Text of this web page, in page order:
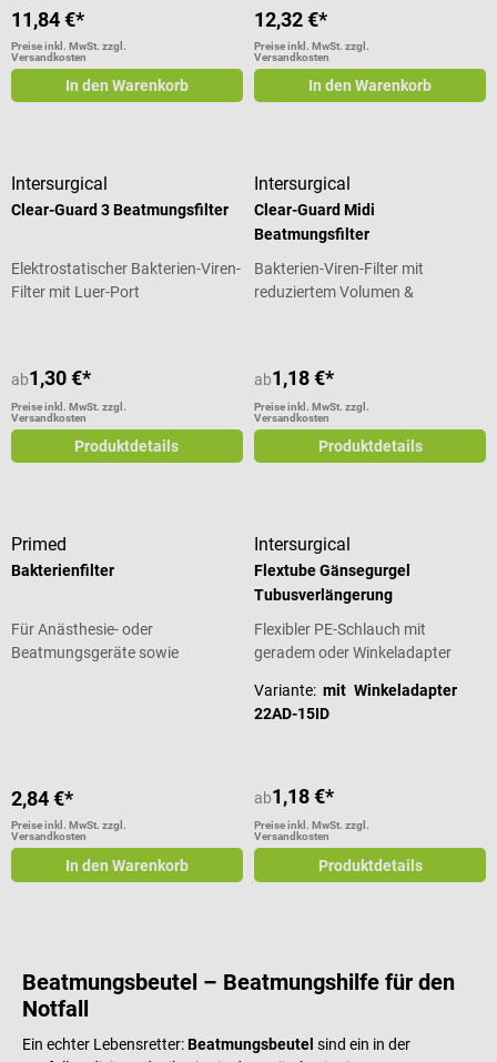
11,84 €*
Preise inkl. MwSt. zzgl.
Versandkosten
In den Warenkorb
12,32 €*
Preise inkl. MwSt. zzgl.
Versandkosten
In den Warenkorb
Intersurgical
Clear-Guard 3 Beatmungsfilter
Elektrostatischer Bakterien-Viren-
Filter mit Luer-Port
ab1,30 €*
Preise inkl. MwSt. zzgl.
Versandkosten
Produktdetails
Intersurgical
Clear-Guard Midi
Beatmungsfilter
Bakterien-Viren-Filter mit
reduziertem Volumen &
ab1,18 €*
Preise inkl. MwSt. zzgl.
Versandkosten
Produktdetails
Primed
Bakterienfilter
Für Anästhesie- oder
Beatmungsgeräte sowie
2,84 €*
Preise inkl. MwSt. zzgl.
Versandkosten
In den Warenkorb
Intersurgical
Flextube Gänsegurgel
Tubusverlängerung
Flexibler PE-Schlauch mit
geradem oder Winkeladapter
Variante:mit Winkeladapter
22AD-15ID
ab1,18 €*
Preise inkl. MwSt. zzgl.
Versandkosten
Produktdetails
Beatmungsbeutel – Beatmungshilfe für den
Notfall
Ein echter Lebensretter:Beatmungsbeutel sind ein in der